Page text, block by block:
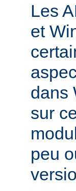
Les
et
dans
sur
peu